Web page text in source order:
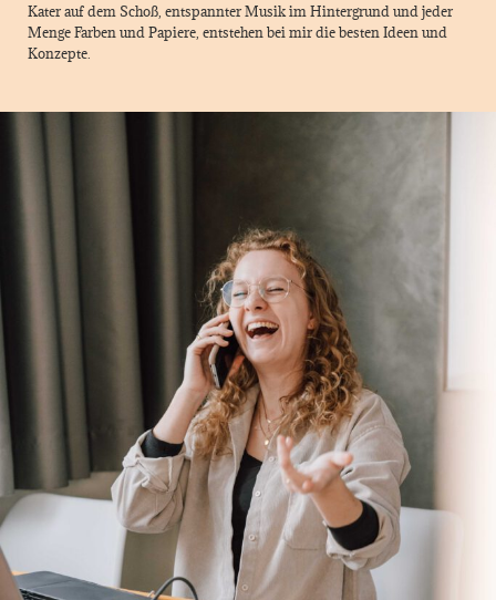
Kater auf dem Schoß, entspannter Musik im Hintergrund und jeder
Menge Farben und Papiere, entstehen bei mir die besten Ideen und
Konzepte.